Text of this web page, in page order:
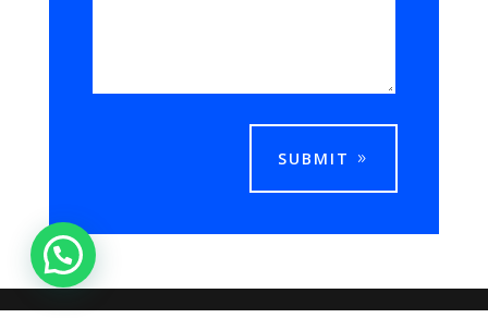
SUBMIT